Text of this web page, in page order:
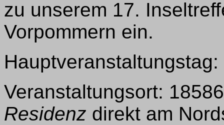
zu unserem 17.
Vorpommern ein.
Veranstaltungsort:
Residenz direkt am